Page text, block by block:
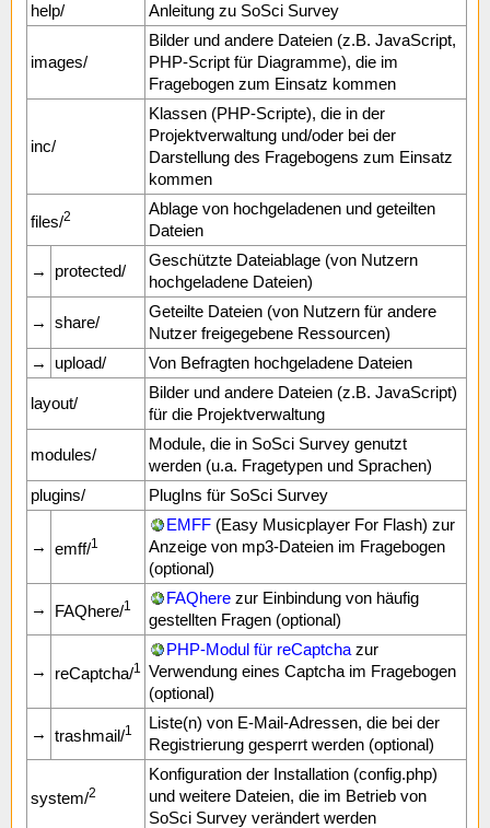
help/
Anleitung zu SoSci Survey
images/
Bilder und andere Dateien (z.B. JavaScript,
PHP-Script für Diagramme), die im
Fragebogen zum Einsatz kommen
inc/
Klassen (PHP-Scripte), die in der
Projektverwaltung und/oder bei der
Darstellung des Fragebogens zum Einsatz
kommen
files/2
Ablage von hochgeladenen und geteilten
Dateien
→ protected/
Geschützte Dateiablage (von Nutzern
hochgeladene Dateien)
→ share/
Geteilte Dateien (von Nutzern für andere
Nutzer freigegebene Ressourcen)
→
upload/ Von Befragten hochgeladene Dateien
layout/
Bilder und andere Dateien (z.B. JavaScript)
für die Projektverwaltung
modules/
Module, die in SoSci Survey genutzt
werden (u.a. Fragetypen und Sprachen)
plugins/
PlugIns für SoSci Survey
→ emff/1
EMFF (Easy Musicplayer For Flash) zur
Anzeige von mp3-Dateien im Fragebogen
(optional)
→ FAQhere/1 FAQhere zur Einbindung von häufig
gestellten Fragen (optional)
→ reCaptcha/1
PHP-Modul für reCaptcha zur
Verwendung eines Captcha im Fragebogen
(optional)
→ trashmail/1
Liste(n) von E-Mail-Adressen, die bei der
Registrierung gesperrt werden (optional)
system/2
Konfiguration der Installation (config.php)
und weitere Dateien, die im Betrieb von
SoSci Survey verändert werden